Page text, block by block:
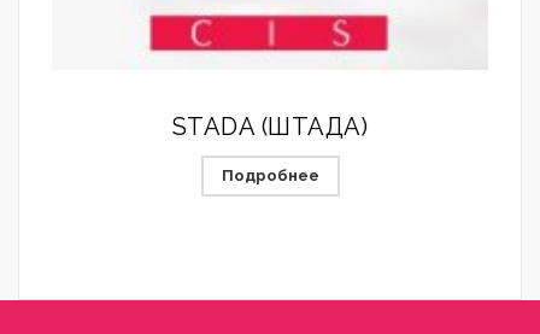
STADA (ШТАДА)
Подробнее